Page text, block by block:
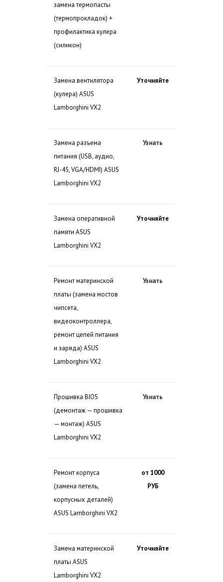
замена термопасты
(термопрокладок) +
профилактика кулера
(силикон)
Замена вентилятора
(кулера) ASUS
Lamborghini VX2
Уточняйте
Замена разъема
питания (USB, аудио,
RJ-45, VGA/HDMI) ASUS
Lamborghini VX2
Узнать
Замена оперативной
памяти ASUS
Lamborghini VX2
Уточняйте
Ремонт материнской
платы (замена мостов
чипсета,
видеоконтроллера,
ремонт цепей питания
и заряда) ASUS
Lamborghini VX2
Узнать
Прошивка BIOS
(демонтаж — прошивка
— монтаж) ASUS
Lamborghini VX2
Узнать
Ремонт корпуса
(замена петель,
корпусных деталей)
ASUS Lamborghini VX2
от 1000
РУБ
Замена материнской
платы ASUS
Lamborghini VX2
Уточняйте